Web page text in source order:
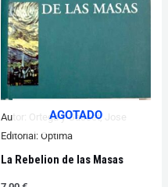
AGOTADO
Autor: Ortega y Gasset, Jose
Editorial: Optima
La Rebelion de las Masas